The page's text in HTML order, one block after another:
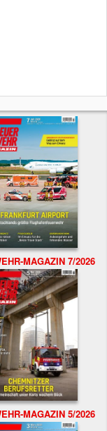
MAGAZIN 7/2026
MAGAZIN 5/2026